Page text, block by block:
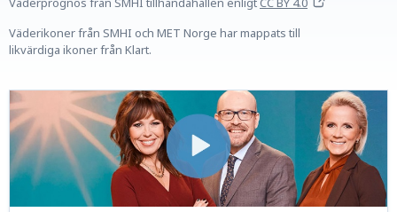
Väderikoner från SMHI och MET Norge har mappats till
likvärdiga ikoner från Klart.